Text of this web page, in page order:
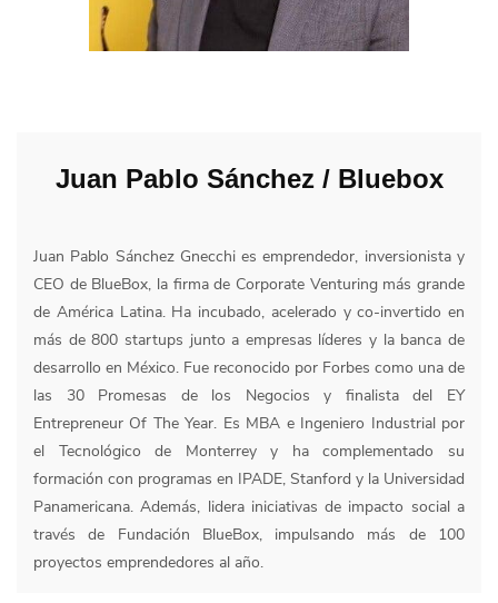
Juan Pablo Sánchez / Bluebox
Juan Pablo Sánchez Gnecchi es emprendedor, inversionista y
CEO de BlueBox, la firma de Corporate Venturing más grande
de América Latina. Ha incubado, acelerado y co-invertido en
más de 800 startups junto a empresas líderes y la banca de
desarrollo en México. Fue reconocido por Forbes como una de
las 30 Promesas de los Negocios y finalista del EY
Entrepreneur Of The Year. Es MBA e Ingeniero Industrial por
el Tecnológico de Monterrey y ha complementado su
formación con programas en IPADE, Stanford y la Universidad
Panamericana. Además, lidera iniciativas de impacto social a
través de Fundación BlueBox, impulsando más de 100
proyectos emprendedores al año.